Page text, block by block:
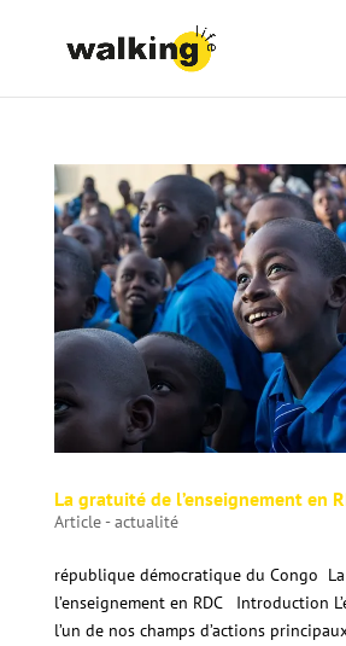
La gratuité de l’enseignement en
Article - actualité
république démocratique du Congo
l’enseignement en RDC Introduction
l’un de nos champs d’actions